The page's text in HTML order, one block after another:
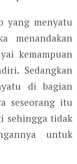
yang menyatu
menandakan
kemampuan
Sedangkan
di bagian
seseorang itu
sehingga tidak
untuk